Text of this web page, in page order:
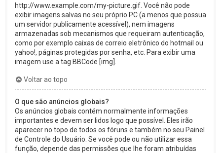
http://www.example.com/my-picture.gif. Você não pode
exibir imagens salvas no seu próprio PC (a menos que possua
um servidor publicamente acessível), nem imagens
armazenadas sob mecanismos que requeiram autenticação,
como por exemplo caixas de correio eletrônico do hotmail ou
yahoo!, páginas protegidas por senha, etc. Para exibir uma
imagem use a tag BBCode [img].
Voltar ao topo
O que são anúncios globais?
Os anúncios globais contém normalmente informações
importantes e devem ser lidos logo que possível. Eles irão
aparecer no topo de todos os fóruns e também no seu Painel
de Controle do Usuário. Se você pode ou não utilizar essa
função, depende das permissões que lhe foram atribuídas